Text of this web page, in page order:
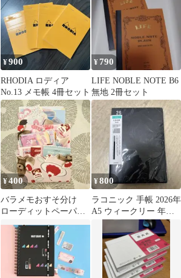
¥900
RHODIA ロディア
No.13 メモ帳 4冊セット
¥ 790
LIFE NOBLE NOTE B6
無地 2冊セット
¥400
バラメモおすそ分け
ローディットペーパー
バッグ スイーツ カ
フェ 喫茶店
¥800
ラコニック 手帳 2026年
A5 ウィークリー 年号
ブラック